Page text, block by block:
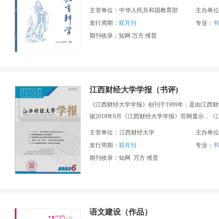
英文校译1人。
主管单位： 中华人民共和国教育部
主办单
发行周期： 双月刊 专业：
期刊收录：知网 万方 维普
江西财经大学学报（书评)
《江西财经大学学报》创刊于1999年，是由江
据2018年9月《江西财经大学学报》官网显示，
主管单位： 江西财经大学
主办单
发行周期： 双月刊 专业：
期刊收录：知网 万方 维普
语文建设（作品）